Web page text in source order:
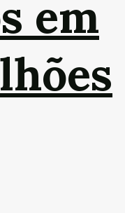
em